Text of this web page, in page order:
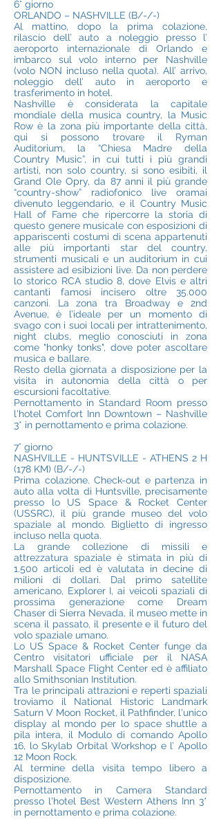
6° giorno
ORLANDO – NASHVILLE (B/-/-)
Al mattino, dopo la prima colazione,
rilascio dell’ auto a noleggio presso l’
aeroporto internazionale di Orlando e
imbarco sul volo interno per Nashville
(volo NON incluso nella quota). All’ arrivo,
noleggio dell’ auto in aeroporto e
trasferimento in hotel.
Nashville è considerata la capitale
mondiale della musica country, la Music
Row è la zona più importante della città,
qui si possono trovare il Ryman
Auditorium, la “Chiesa Madre della
Country Music”, in cui tutti i più grandi
artisti, non solo country, si sono esibiti, il
Grand Ole Opry, da 87 anni il più grande
“country-show” radiofonico live oramai
divenuto leggendario, e il Country Music
Hall of Fame che ripercorre la storia di
questo genere musicale con esposizioni di
appariscenti costumi di scena appartenuti
alle più importanti star del country,
strumenti musicali e un auditorium in cui
assistere ad esibizioni live. Da non perdere
lo storico RCA studio 8, dove Elvis e altri
cantanti famosi incisero oltre 35.000
canzoni. La zona tra Broadway e 2nd
Avenue, è l’ideale per un momento di
svago con i suoi locali per intrattenimento,
night clubs, meglio conosciuti in zona
come "honky tonks", dove poter ascoltare
musica e ballare.
Resto della giornata a disposizione per la
visita in autonomia della città o per
escursioni facoltative.
Pernottamento in Standard Room presso
l'hotel Comfort Inn Downtown – Nashville
3* in pernottamento e prima colazione.
7° giorno
NASHVILLE - HUNTSVILLE - ATHENS 2 H
(178 KM) (B/-/-)
Prima colazione. Check-out e partenza in
auto alla volta di Huntsville, precisamente
presso lo US Space & Rocket Center
(USSRC), il più grande museo del volo
spaziale al mondo. Biglietto di ingresso
incluso nella quota.
La grande collezione di missili e
attrezzatura spaziale è stimata in più di
1.500 articoli ed è valutata in decine di
milioni di dollari. Dal primo satellite
americano, Explorer I, ai veicoli spaziali di
prossima generazione come Dream
Chaser di Sierra Nevada, il museo mette in
scena il passato, il presente e il futuro del
volo spaziale umano.
Lo US Space & Rocket Center funge da
Centro visitatori ufficiale per il NASA
Marshall Space Flight Center ed è affiliato
allo Smithsonian Institution.
Tra le principali attrazioni e reperti spaziali
troviamo il National Historic Landmark
Saturn V Moon Rocket, il Pathfinder, l'unico
display al mondo per lo space shuttle a
pila intera, il Modulo di comando Apollo
16, lo Skylab Orbital Workshop e l’ Apollo
12 Moon Rock.
Al termine della visita tempo libero a
disposizione.
Pernottamento in Camera Standard
presso l'hotel Best Western Athens Inn 3*
in pernottamento e prima colazione.